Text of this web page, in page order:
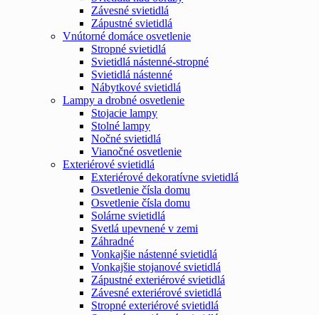
Závesné svietidlá
Zápustné svietidlá
Vnútorné domáce osvetlenie
Stropné svietidlá
Svietidlá nástenné-stropné
Svietidlá nástenné
Nábytkové svietidlá
Lampy a drobné osvetlenie
Stojacie lampy
Stolné lampy
Nočné svietidlá
Vianočné osvetlenie
Exteriérové svietidlá
Exteriérové dekoratívne svietidlá
Osvetlenie čísla domu
Osvetlenie čísla domu
Solárne svietidlá
Svetlá upevnené v zemi
Záhradné
Vonkajšie nástenné svietidlá
Vonkajšie stojanové svietidlá
Zápustné exteriérové svietidlá
Závesné exteriérové svietidlá
Stropné exteriérové svietidlá